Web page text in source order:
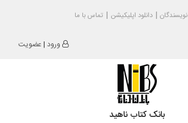
نویسندگان دانلود اپلیکیشن تماس با ما
ورود |عضویت
بانک کتاب ناهید